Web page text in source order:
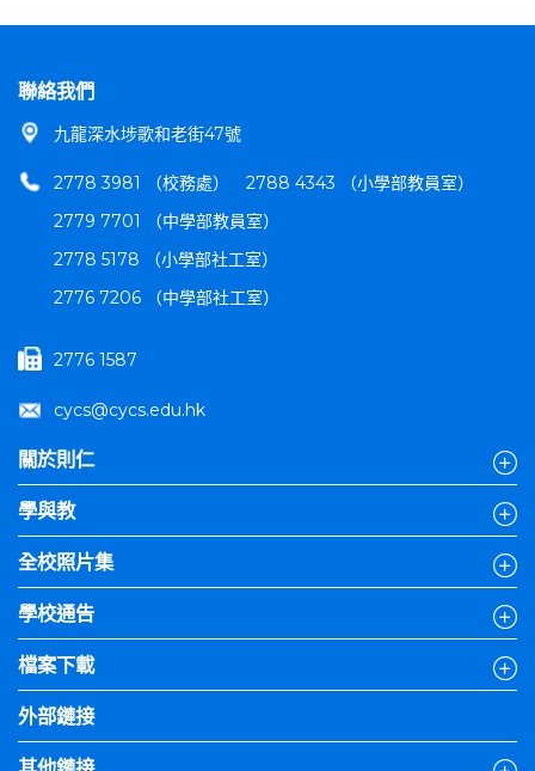
聯絡我們
九龍深水埗歌和老街47號
2778 3981 （校務處）
2788 4343 （小學部教員室）
2779 7701 （中學部教員室）
2778 5178 （小學部社工室）
2776 7206 （中學部社工室）
2776 1587
cycs@cycs.edu.hk
關於則仁
學與教
全校照片集
學校通告
檔案下載
外部鏈接